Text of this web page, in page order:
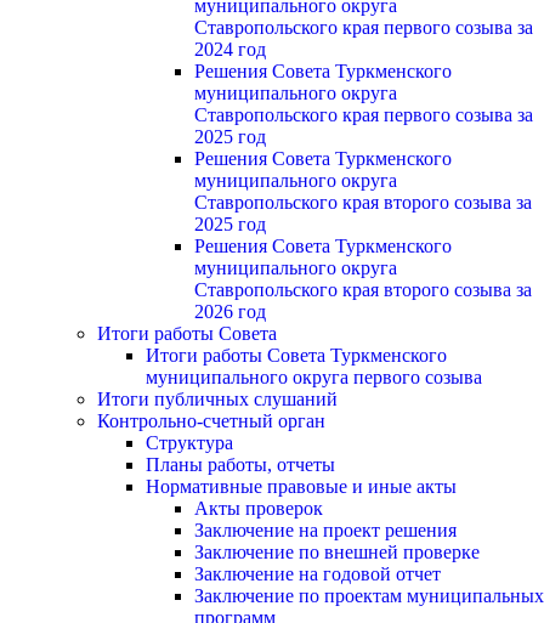
муниципального округа
Ставропольского края первого созыва за
2024 год
Решения Совета Туркменского
муниципального округа
Ставропольского края первого созыва за
2025 год
Решения Совета Туркменского
муниципального округа
Ставропольского края второго созыва за
2025 год
Решения Совета Туркменского
муниципального округа
Ставропольского края второго созыва за
2026 год
Итоги работы Совета
Итоги работы Совета Туркменского
муниципального округа первого созыва
Итоги публичных слушаний
Контрольно-счетный орган
Структура
Планы работы, отчеты
Нормативные правовые и иные акты
Акты проверок
Заключение на проект решения
Заключение по внешней проверке
Заключение на годовой отчет
Заключение по проектам муниципальных
программ